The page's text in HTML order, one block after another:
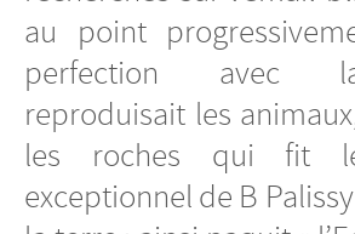
au point
perfection avec
reproduisait les
les roches qui fit
exceptionnel de B